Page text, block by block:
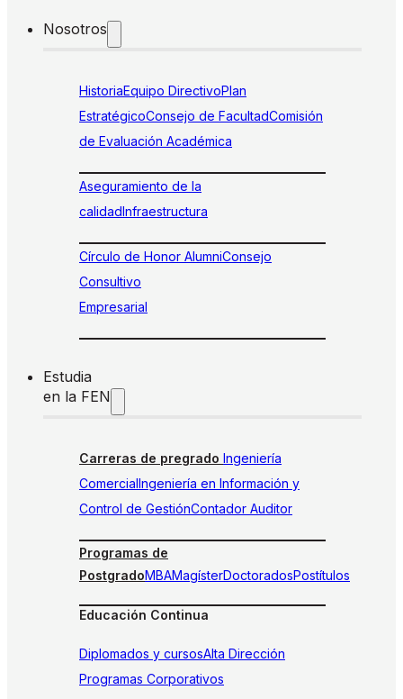
Nosotros
HistoriaEquipo DirectivoPlan
EstratégicoConsejo de FacultadComisión
de Evaluación Académica
Aseguramiento de la
calidadInfraestructura
Círculo de Honor AlumniConsejo
Consultivo
Empresarial
Estudia
en la FEN
Carreras de pregrado Ingeniería
ComercialIngeniería en Información y
Control de GestiónContador Auditor
Programas de
PostgradoMBAMagísterDoctoradosPostítulos
Educación Continua
Diplomados y cursosAlta Dirección
Programas Corporativos